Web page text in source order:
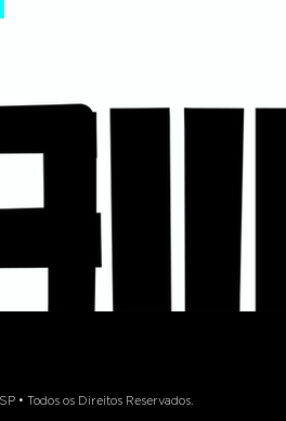
• Todos os Direitos Reservados.